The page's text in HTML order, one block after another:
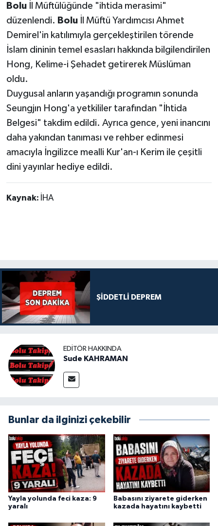
Boluİl Müftülüğünde "ihtida merasimi"
düzenlendi. Boluİl Müftü Yardımcısı Ahmet
Demirel'in katılımıyla gerçekleştirilen törende
İslam dininin temel esasları hakkında bilgilendirilen
Hong, Kelime-i Şehadet getirerek Müslüman
oldu.
Duygusal anların yaşandığı programın sonunda
Seungjın Hong'a yetkililer tarafından "İhtida
Belgesi" takdim edildi. Ayrıca gence, yeni inancını
daha yakından tanıması ve rehber edinmesi
amacıyla İngilizce mealli Kur'an-ı Kerim ile çeşitli
dini yayınlar hediye edildi.
Kaynak: İHA
ŞİDDETLİ DEPREM
EDITÖR HAKKINDA
Sude KAHRAMAN
Bunlar da ilginizi çekebilir
Yayla yolunda feci kaza: 9
yaralı
Babasını ziyarete giderken
kazada hayatını kaybetti